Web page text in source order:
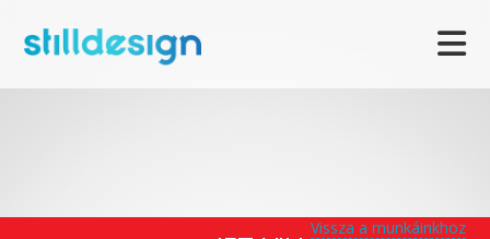
Vissza a munkáinkhoz